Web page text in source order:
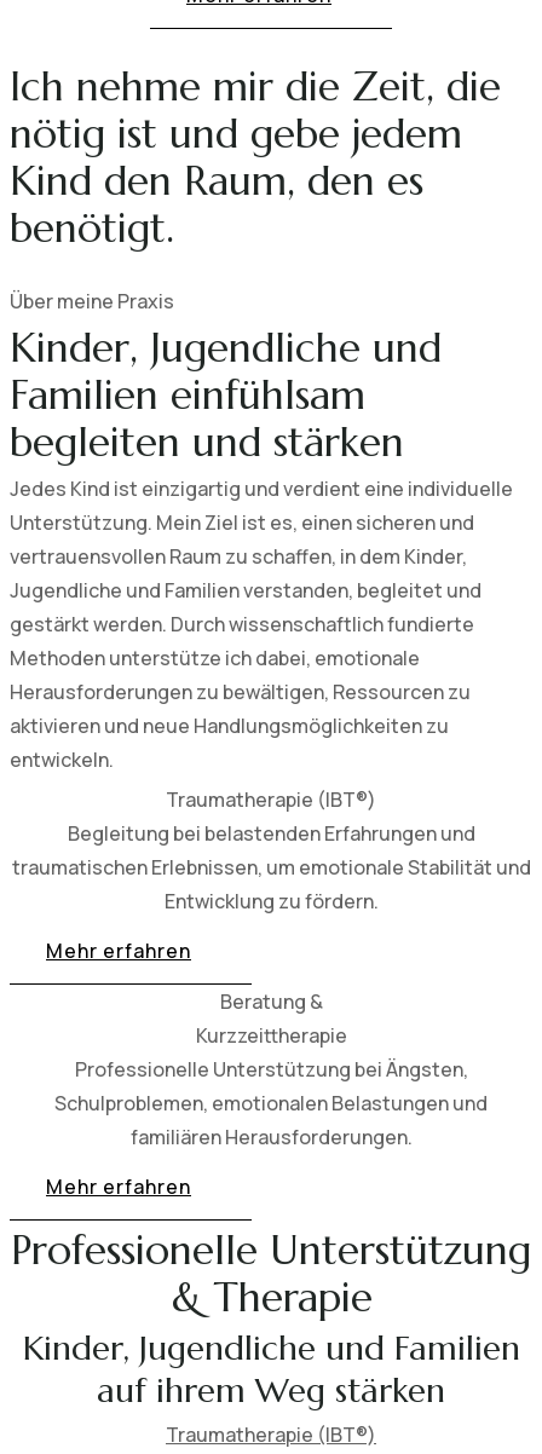
Ich nehme mir die Zeit, die
nötig ist und gebe jedem
Kind den Raum, den es
benötigt.
Über meine Praxis
Kinder, Jugendliche und
Familien einfühlsam
begleiten und stärken
Jedes Kind ist einzigartig und verdient eine individuelle
Unterstützung. Mein Ziel ist es, einen sicheren und
vertrauensvollen Raum zu schaffen, in dem Kinder,
Jugendliche und Familien verstanden, begleitet und
gestärkt werden. Durch wissenschaftlich fundierte
Methoden unterstütze ich dabei, emotionale
Herausforderungen zu bewältigen, Ressourcen zu
aktivieren und neue Handlungsmöglichkeiten zu
entwickeln.
Traumatherapie (IBT®)
Begleitung bei belastenden Erfahrungen und
traumatischen Erlebnissen, um emotionale Stabilität und
Entwicklung zu fördern.
Mehr erfahren
Beratung &
Kurzzeittherapie
Professionelle Unterstützung bei Ängsten,
Schulproblemen, emotionalen Belastungen und
familiären Herausforderungen.
Mehr erfahren
Professionelle Unterstützung
& Therapie
Kinder, Jugendliche und Familien
auf ihrem Weg stärken
Traumatherapie (IBT®)